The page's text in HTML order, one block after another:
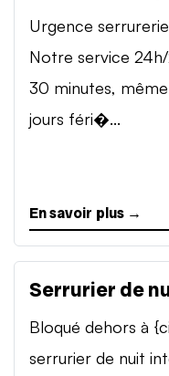
Urgence
Notre service
30 minutes,
jours féri�...
En savoir plus →
Serrurier de
Bloqué dehors à
serrurier de nuit